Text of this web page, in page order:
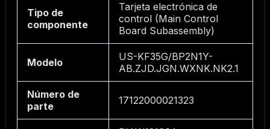
Tipo de
componente
Tarjeta electrónica de
control (Main Control
Board Subassembly)
Modelo
US-KF35G/BP2N1Y-
AB.ZJD.JGN.WXNK.NK2.1
Número de
parte
17122000021323